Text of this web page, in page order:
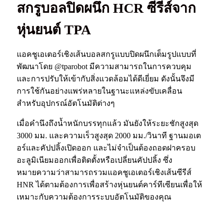
สกรูบอลปิดผนึก HCR ซีรีส์จาก
หุ่นยนต์ TPA
แอคชูเอเตอร์เชิงเส้นบอลสกรูแบบปิดผนึกเต็มรูปแบบที่
พัฒนาโดย @tparobot มีความสามารถในการควบคุม
และการปรับให้เข้ากับสิ่งแวดล้อมได้ดีเยี่ยม ดังนั้นจึงมี
การใช้กันอย่างแพร่หลายในฐานะแหล่งขับเคลื่อน
สำหรับอุปกรณ์อัตโนมัติต่างๆ
เมื่อคำนึงถึงน้ำหนักบรรทุกแล้ว มันยังให้ระยะชักสูงสุด
3000 มม. และความเร็วสูงสุด 2000 มม./วินาที ฐานมอเต
อร์และคัปปลิ้งเปิดออก และไม่จำเป็นต้องถอดฝาครอบ
อะลูมิเนียมออกเพื่อติดตั้งหรือเปลี่ยนคัปปลิ้ง ซึ่ง
หมายความว่าสามารถรวมแอคชูเอเตอร์เชิงเส้นซีรีส์
HNR ได้ตามต้องการเพื่อสร้างหุ่นยนต์คาร์ทีเซียนเพื่อให้
เหมาะกับความต้องการระบบอัตโนมัติของคุณ